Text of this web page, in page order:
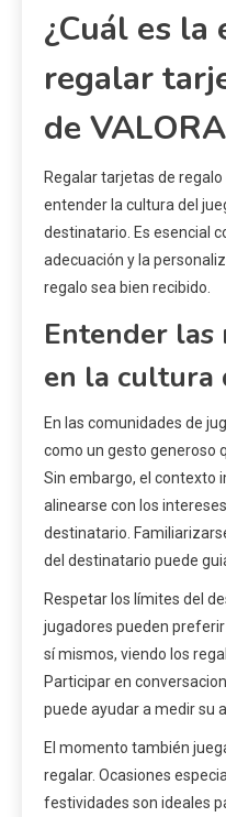
¿Cuál es la
regalar
de
Regalar tarjetas de
entender la cultura del
destinatario. Es esencial
adecuación y la
regalo sea bien recibido.
Entender las
en la cultura
En las comunidades de
como un gesto generoso
Sin embargo, el contexto
alinearse con los
destinatario.
del destinatario puede
Respetar los límites del
jugadores pueden
sí mismos, viendo los
Participar en
puede ayudar a medir su
El momento también
regalar. Ocasiones
festividades son ideales